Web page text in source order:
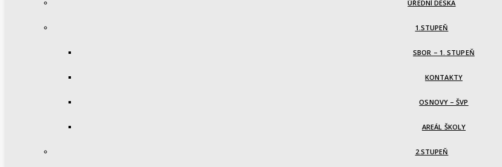
ÚŘEDNÍ DESKA
1.STUPEŇ
SBOR – 1. STUPEŇ
KONTAKTY
OSNOVY – ŠVP
AREÁL ŠKOLY
2.STUPEŇ